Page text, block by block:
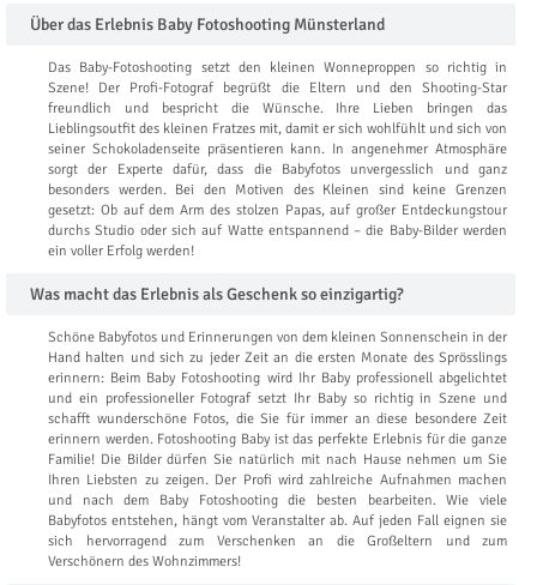
Über das Erlebnis Baby Fotoshooting Münsterland
Das Baby-Fotoshooting setzt den kleinen Wonneproppen so richtig in
Szene! Der Profi-Fotograf begrüßt die Eltern und den Shooting-Star
freundlich und bespricht die Wünsche. Ihre Lieben bringen das
Lieblingsoutfit des kleinen Fratzes mit, damit er sich wohlfühlt und sich von
seiner Schokoladenseite präsentieren kann. In angenehmer Atmosphäre
sorgt der Experte dafür, dass die Babyfotos unvergesslich und ganz
besonders werden. Bei den Motiven des Kleinen sind keine Grenzen
gesetzt: Ob auf dem Arm des stolzen Papas, auf großer Entdeckungstour
durchs Studio oder sich auf Watte entspannend – die Baby-Bilder werden
ein voller Erfolg werden!
Was macht das Erlebnis als Geschenk so einzigartig?
Schöne Babyfotos und Erinnerungen von dem kleinen Sonnenschein in der
Hand halten und sich zu jeder Zeit an die ersten Monate des Sprösslings
erinnern: Beim Baby Fotoshooting wird Ihr Baby professionell abgelichtet
und ein professioneller Fotograf setzt Ihr Baby so richtig in Szene und
schafft wunderschöne Fotos, die Sie für immer an diese besondere Zeit
erinnern werden. Fotoshooting Baby ist das perfekte Erlebnis für die ganze
Familie! Die Bilder dürfen Sie natürlich mit nach Hause nehmen um Sie
Ihren Liebsten zu zeigen. Der Profi wird zahlreiche Aufnahmen machen
und nach dem Baby Fotoshooting die besten bearbeiten. Wie viele
Babyfotos entstehen, hängt vom Veranstalter ab. Auf jeden Fall eignen sie
sich hervorragend zum Verschenken an die Großeltern und zum
Verschönern des Wohnzimmers!